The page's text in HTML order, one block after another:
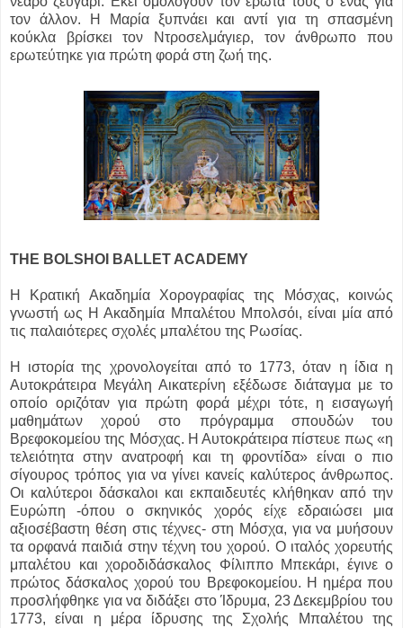
τον άλλον. Η Μαρία ξυπνάει και αντί για τη σπασμένη
κούκλα βρίσκει τον Ντροσελμάγιερ, τον άνθρωπο που
ερωτεύτηκε για πρώτη φορά στη ζωή της.
THE BOLSHOI BALLET ACADEMY
Η Κρατική Ακαδημία Χορογραφίας της Μόσχας, κοινώς
γνωστή ως Η Ακαδημία Μπαλέτου Μπολσόι, είναι μία από
τις παλαιότερες σχολές μπαλέτου της Ρωσίας.
Η ιστορία της χρονολογείται από το 1773, όταν η ίδια η
Αυτοκράτειρα Μεγάλη Αικατερίνη εξέδωσε διάταγμα με το
οποίο οριζόταν για πρώτη φορά μέχρι τότε, η εισαγωγή
μαθημάτων χορού στο πρόγραμμα σπουδών του
Βρεφοκομείου της Μόσχας. Η Αυτοκράτειρα πίστευε πως «η
τελειότητα στην ανατροφή και τη φροντίδα» είναι ο πιο
σίγουρος τρόπος για να γίνει κανείς καλύτερος άνθρωπος.
Οι καλύτεροι δάσκαλοι και εκπαιδευτές κλήθηκαν από την
Ευρώπη -όπου ο σκηνικός χορός είχε εδραιώσει μια
αξιοσέβαστη θέση στις τέχνες- στη Μόσχα, για να μυήσουν
τα ορφανά παιδιά στην τέχνη του χορού. Ο ιταλός χορευτής
μπαλέτου και χοροδιδάσκαλος Φίλιππο Μπεκάρι, έγινε ο
πρώτος δάσκαλος χορού του Βρεφοκομείου. Η ημέρα που
προσλήφθηκε για να διδάξει στο Ίδρυμα, 23 Δεκεμβρίου του
1773, είναι η μέρα ίδρυσης της Σχολής Μπαλέτου της